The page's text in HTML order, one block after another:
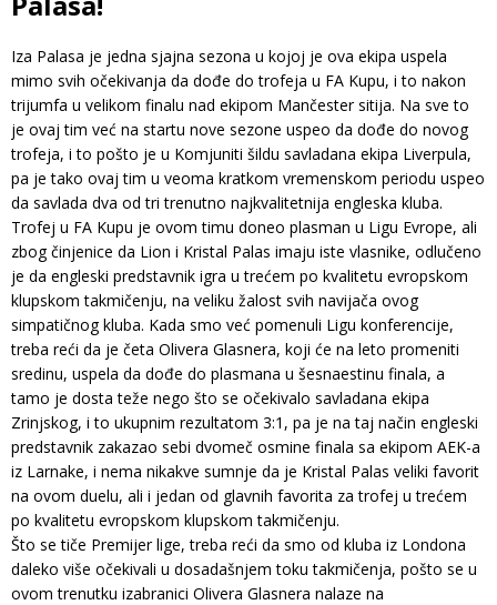
Iza Palasa je jedna sjajna sezona u kojoj je ova ekipa uspela
mimo svih očekivanja da dođe do trofeja u FA Kupu, i to nakon
trijumfa u velikom finalu nad ekipom Mančester sitija. Na sve to
je ovaj tim već na startu nove sezone uspeo da dođe do novog
trofeja, i to pošto je u Komjuniti šildu savladana ekipa Liverpula,
pa je tako ovaj tim u veoma kratkom vremenskom periodu uspeo
da savlada dva od tri trenutno najkvalitetnija engleska kluba.
Trofej u FA Kupu je ovom timu doneo plasman u Ligu Evrope, ali
zbog činjenice da Lion i Kristal Palas imaju iste vlasnike, odlučeno
je da engleski predstavnik igra u trećem po kvalitetu evropskom
klupskom takmičenju, na veliku žalost svih navijača ovog
simpatičnog kluba. Kada smo već pomenuli Ligu konferencije,
treba reći da je četa Olivera Glasnera, koji će na leto promeniti
sredinu, uspela da dođe do plasmana u šesnaestinu finala, a
tamo je dosta teže nego što se očekivalo savladana ekipa
Zrinjskog, i to ukupnim rezultatom 3:1, pa je na taj način engleski
predstavnik zakazao sebi dvomeč osmine finala sa ekipom AEK-a
iz Larnake, i nema nikakve sumnje da je Kristal Palas veliki favorit
na ovom duelu, ali i jedan od glavnih favorita za trofej u trećem
po kvalitetu evropskom klupskom takmičenju.
Što se tiče Premijer lige, treba reći da smo od kluba iz Londona
daleko više očekivali u dosadašnjem toku takmičenja, pošto se u
ovom trenutku izabranici Olivera Glasnera nalaze na